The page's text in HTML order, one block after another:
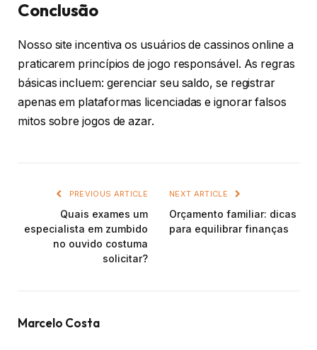
Conclusão
Nosso site incentiva os usuários de cassinos online a
praticarem princípios de jogo responsável. As regras
básicas incluem: gerenciar seu saldo, se registrar
apenas em plataformas licenciadas e ignorar falsos
mitos sobre jogos de azar.
PREVIOUS ARTICLE
Quais exames um
especialista em zumbido
no ouvido costuma
solicitar?
NEXT ARTICLE
Orçamento familiar: dicas
para equilibrar finanças
Marcelo Costa